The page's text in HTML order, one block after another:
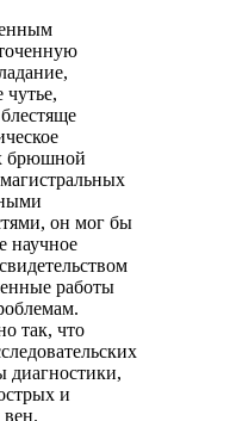
брюшной
он мог бы
научное
работы
так, что
диагностики,
и
вен.